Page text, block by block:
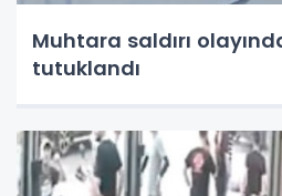
Muhtara saldırı
tutuklandı